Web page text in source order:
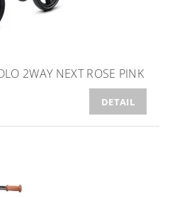
2WAY NEXT ROSE PINK
DETAIL